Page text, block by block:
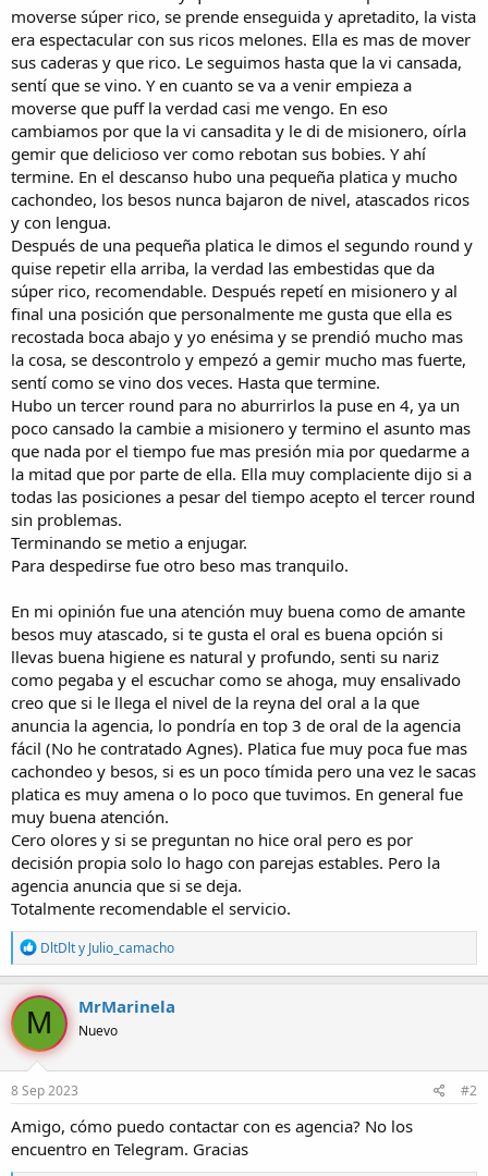
moverse súper rico, se prende enseguida y apretadito, la vista
era espectacular con sus ricos melones. Ella es mas de mover
sus caderas y que rico. Le seguimos hasta que la vi cansada,
sentí que se vino. Y en cuanto se va a venir empieza a
moverse que puff la verdad casi me vengo. En eso
cambiamos por que la vi cansadita y le di de misionero, oírla
gemir que delicioso ver como rebotan sus bobies. Y ahí
termine. En el descanso hubo una pequeña platica y mucho
cachondeo, los besos nunca bajaron de nivel, atascados ricos
y con lengua.
Después de una pequeña platica le dimos el segundo round y
quise repetir ella arriba, la verdad las embestidas que da
súper rico, recomendable. Después repetí en misionero y al
final una posición que personalmente me gusta que ella es
recostada boca abajo y yo enésima y se prendió mucho mas
la cosa, se descontrolo y empezó a gemir mucho mas fuerte,
sentí como se vino dos veces. Hasta que termine.
Hubo un tercer round para no aburrirlos la puse en 4, ya un
poco cansado la cambie a misionero y termino el asunto mas
que nada por el tiempo fue mas presión mia por quedarme a
la mitad que por parte de ella. Ella muy complaciente dijo si a
todas las posiciones a pesar del tiempo acepto el tercer round
sin problemas.
Terminando se metio a enjugar.
Para despedirse fue otro beso mas tranquilo.
En mi opinión fue una atención muy buena como de amante
besos muy atascado, si te gusta el oral es buena opción si
llevas buena higiene es natural y profundo, senti su nariz
como pegaba y el escuchar como se ahoga, muy ensalivado
creo que si le llega el nivel de la reyna del oral a la que
anuncia la agencia, lo pondría en top 3 de oral de la agencia
fácil (No he contratado Agnes). Platica fue muy poca fue mas
cachondeo y besos, si es un poco tímida pero una vez le sacas
platica es muy amena o lo poco que tuvimos. En general fue
muy buena atención.
Cero olores y si se preguntan no hice oral pero es por
decisión propia solo lo hago con parejas estables. Pero la
agencia anuncia que si se deja.
Totalmente recomendable el servicio.
R
e
a
c
c
i
o
n
e
:
DltDlty Julio_camacho
M MrMarinela
Nuevo
8 Sep 2023 #2
Amigo, cómo puedo contactar con es agencia? No los
encuentro en Telegram. Gracias